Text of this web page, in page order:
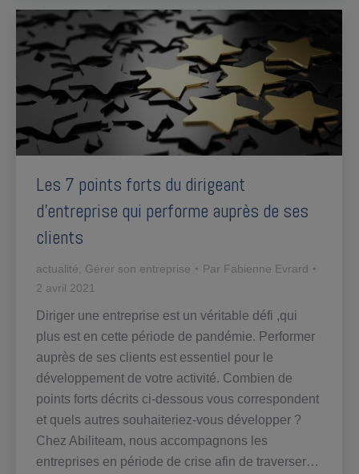
Les 7 points forts du dirigeant
d’entreprise qui performe auprès de ses
clients
actualité Gérer son entreprise Par Fabienne Evrard
2 avril 2021
Diriger une entreprise est un véritable défi ,qui
plus est en cette période de pandémie. Performer
auprès de ses clients est essentiel pour le
développement de votre activité. Combien de
points forts décrits ci-dessous vous correspondent
et quels autres souhaiteriez-vous développer ?
Chez Abiliteam, nous accompagnons les
entreprises en période de crise afin de traverser…